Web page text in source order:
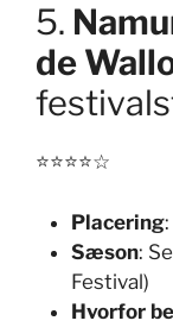
5.
de
⭐⭐⭐⭐☆
Placering
Sæson:
Festival)
Hvorfor